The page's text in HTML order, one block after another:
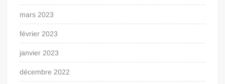
mars 2023
février 2023
janvier 2023
décembre 2022